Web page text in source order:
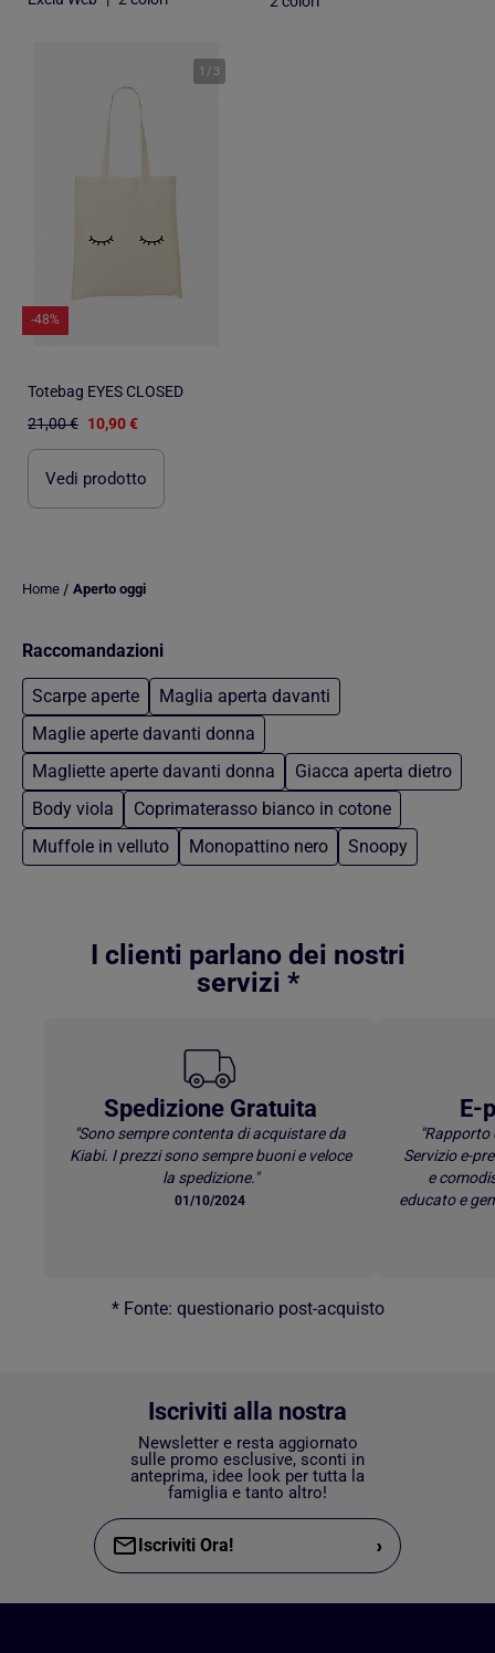
1 / 3
-48%
Totebag EYES CLOSED
21,00 € 10,90 €
Vedi prodotto
Home / Aperto oggi
Raccomandazioni
Scarpe aperte
Maglia aperta davanti
Maglie aperte davanti donna
Magliette aperte davanti donna
Giacca aperta dietro
Body viola
Coprimaterasso bianco in cotone
Muffole in velluto
Monopattino nero Snoopy
I clienti parlano dei nostri
servizi *
Spedizione Gratuita
"Sono sempre contenta di acquistare da
Kiabi. I prezzi sono sempre buoni e veloce
la spedizione."
01/10/2024
E-
Servizio e-
e
educato e
* Fonte: questionario post-acquisto
Iscriviti alla nostra
Newsletter e resta aggiornato
sulle promo esclusive, sconti in
anteprima, idee look per tutta la
famiglia e tanto altro!
Iscriviti Ora! ›